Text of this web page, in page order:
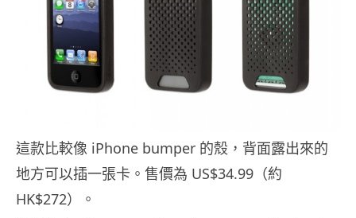
這款比較像 iPhone bumper 的殼，背面露出來的
地方可以插一張卡。售價為 US$34.99（約
HK$272）。